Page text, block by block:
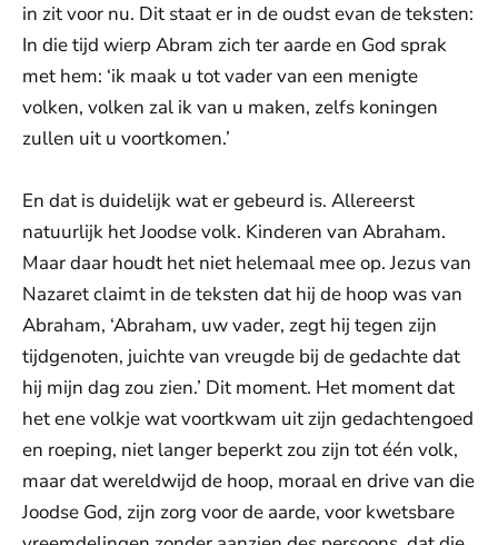
in zit voor nu. Dit staat er in de oudst evan de teksten:
In die tijd wierp Abram zich ter aarde en God sprak
met hem: ‘ik maak u tot vader van een menigte
volken, volken zal ik van u maken, zelfs koningen
zullen uit u voortkomen.’
En dat is duidelijk wat er gebeurd is. Allereerst
natuurlijk het Joodse volk. Kinderen van Abraham.
Maar daar houdt het niet helemaal mee op. Jezus van
Nazaret claimt in de teksten dat hij de hoop was van
Abraham, ‘Abraham, uw vader, zegt hij tegen zijn
tijdgenoten, juichte van vreugde bij de gedachte dat
hij mijn dag zou zien.’ Dit moment. Het moment dat
het ene volkje wat voortkwam uit zijn gedachtengoed
en roeping, niet langer beperkt zou zijn tot één volk,
maar dat wereldwijd de hoop, moraal en drive van die
Joodse God, zijn zorg voor de aarde, voor kwetsbare